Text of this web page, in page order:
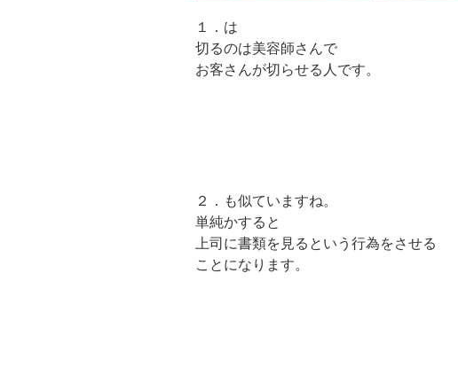
１．は
切るのは美容師さんで
お客さんが切らせる人です。
２．も似ていますね。
単純かすると
上司に書類を見るという行為をさせる
ことになります。